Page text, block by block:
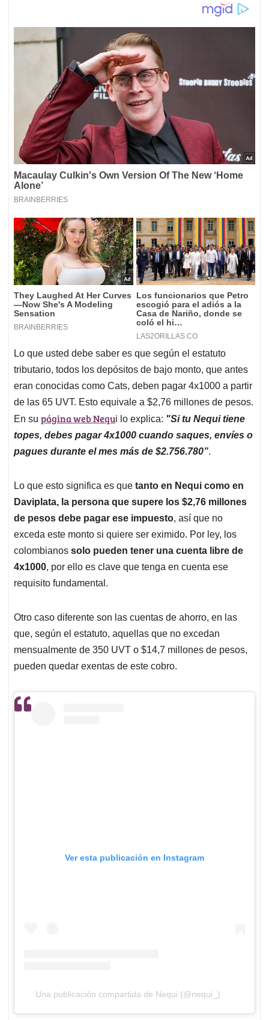
Lo que usted debe saber es que según el estatuto
tributario, todos los depósitos de bajo monto, que antes
eran conocidas como Cats, deben pagar 4x1000 a partir
de las 65 UVT. Esto equivale a $2,76 millones de pesos.
En su página web Nequi lo explica: "Si tu Nequi tiene
topes, debes pagar 4x1000 cuando saques, envíes o
pagues durante el mes más de $2.756.780”.
Lo que esto significa es que tanto en Nequi como en
Daviplata, la persona que supere los $2,76 millones
de pesos debe pagar ese impuesto, así que no
exceda este monto si quiere ser eximido. Por ley, los
colombianos solo pueden tener una cuenta libre de
4x1000, por ello es clave que tenga en cuenta ese
requisito fundamental.
Otro caso diferente son las cuentas de ahorro, en las
que, según el estatuto, aquellas que no excedan
mensualmente de 350 UVT o $14,7 millones de pesos,
pueden quedar exentas de este cobro.
Ver esta publicación en Instagram
Una publicación compartida de Nequi (@nequi_)